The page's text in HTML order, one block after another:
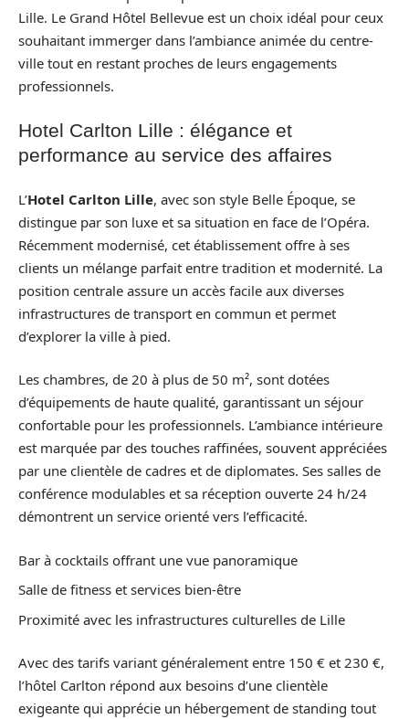
Lille. Le Grand Hôtel Bellevue est un choix idéal pour ceux
souhaitant immerger dans l’ambiance animée du centre-
ville tout en restant proches de leurs engagements
professionnels.
Hotel Carlton Lille : élégance et
performance au service des affaires
L’Hotel Carlton Lille, avec son style Belle Époque, se
distingue par son luxe et sa situation en face de l’Opéra.
Récemment modernisé, cet établissement offre à ses
clients un mélange parfait entre tradition et modernité. La
position centrale assure un accès facile aux diverses
infrastructures de transport en commun et permet
d’explorer la ville à pied.
Les chambres, de 20 à plus de 50 m², sont dotées
d’équipements de haute qualité, garantissant un séjour
confortable pour les professionnels. L’ambiance intérieure
est marquée par des touches raffinées, souvent appréciées
par une clientèle de cadres et de diplomates. Ses salles de
conférence modulables et sa réception ouverte 24 h/24
démontrent un service orienté vers l’efficacité.
Bar à cocktails offrant une vue panoramique
Salle de fitness et services bien-être
Proximité avec les infrastructures culturelles de Lille
Avec des tarifs variant généralement entre 150 € et 230 €,
l’hôtel Carlton répond aux besoins d’une clientèle
exigeante qui apprécie un hébergement de standing tout